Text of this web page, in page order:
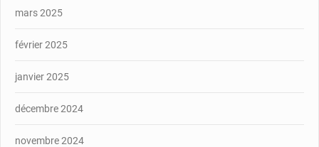
mars 2025
février 2025
janvier 2025
décembre 2024
novembre 2024